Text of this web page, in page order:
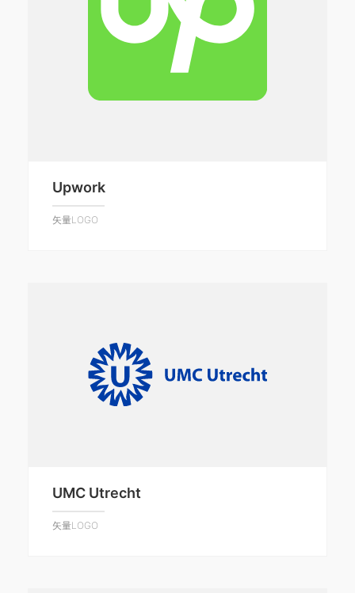
Upwork
矢量LOGO
UMC Utrecht
矢量LOGO